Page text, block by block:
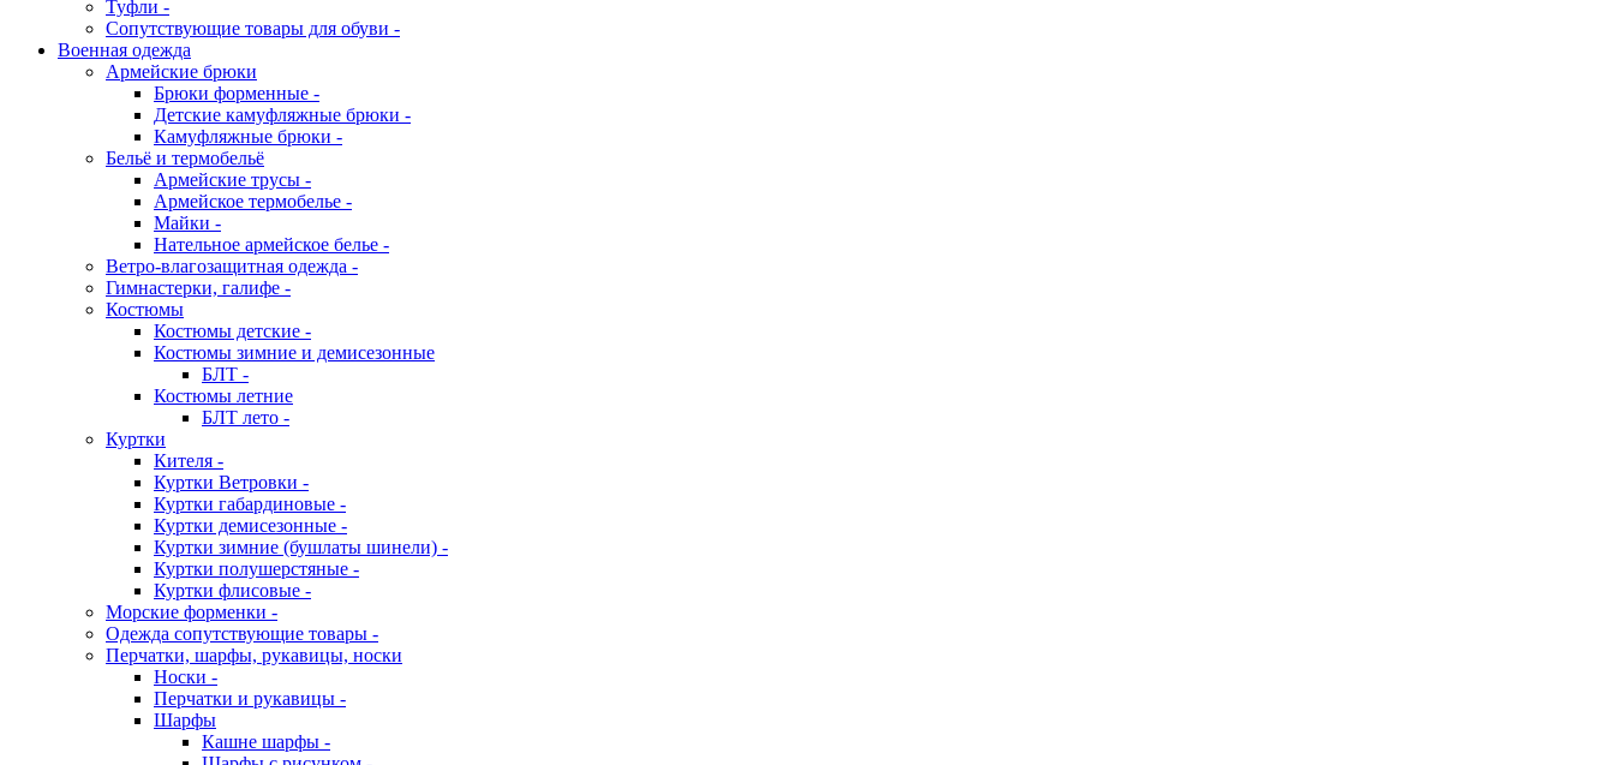
Туфли -
Сопутствующие товары для обуви -
Военная одежда
Армейские брюки
Брюки форменные -
Детские камуфляжные брюки -
Камуфляжные брюки -
Бельё и термобельё
Армейские трусы -
Армейское термобелье -
Майки -
Нательное армейское белье -
Ветро-влагозащитная одежда -
Гимнастерки, галифе -
Костюмы
Костюмы детские -
Костюмы зимние и демисезонные
БЛТ -
Костюмы летние
БЛТ лето -
Куртки
Кителя -
Куртки Ветровки -
Куртки габардиновые -
Куртки демисезонные -
Куртки зимние (бушлаты шинели) -
Куртки полушерстяные -
Куртки флисовые -
Морские форменки -
Одежда сопутствующие товары -
Перчатки, шарфы, рукавицы, носки
Носки -
Перчатки и рукавицы -
Шарфы
Кашне шарфы -